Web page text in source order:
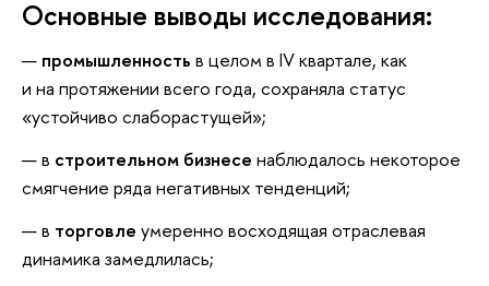
Основные выводы исследования:
промышленность в целом в IV квартале, как
и на протяжении всего года, сохраняла статус
«устойчиво слаборастущей»;
в строительном бизнесе наблюдалось некоторое
смягчение ряда негативных тенденций;
в торговле умеренно восходящая отраслевая
динамика замедлилась;